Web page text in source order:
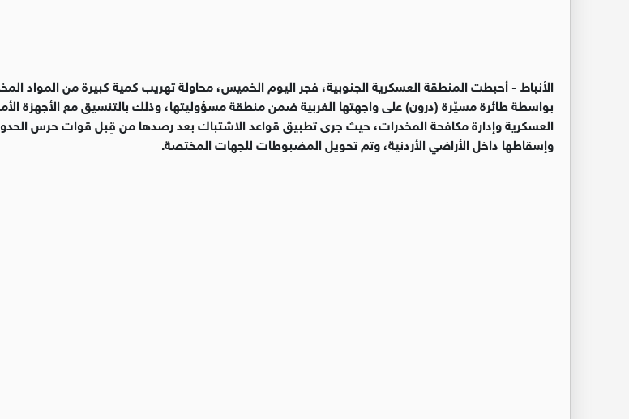
الأنباط -أحبطت المنطقة العسكرية الجنوبية، فجر اليوم الخميس، محاولة تهريب كمية كبيرة من المواد
بواسطة طائرة مسيّرة (درون) على واجهتها الغربية ضمن منطقة مسؤوليتها، وذلك بالتنسيق مع الأجهزة
العسكرية وإدارة مكافحة المخدرات، حيث جرى تطبيق قواعد الاشتباك بعد رصدها من قِبل قوات حرس
وإسقاطها داخل الأراضي الأردنية، وتم تحويل المضبوطات للجهات المختصة.